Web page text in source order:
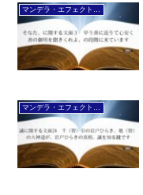
マンデラ・エフェクト文面（2025年6月24日～